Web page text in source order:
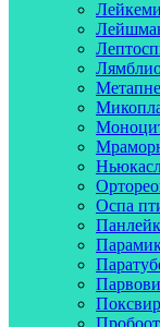
Оспа